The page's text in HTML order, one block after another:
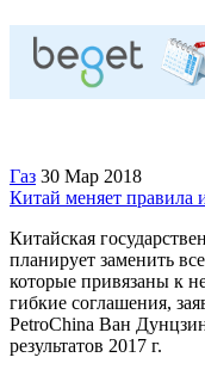
Газ 30 Мар 2018
Китай меняет
Китайская
планирует заменить
которые привязаны к
гибкие соглашения,
PetroChina Ван
результатов 2017 г.